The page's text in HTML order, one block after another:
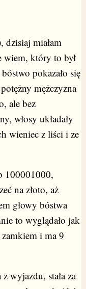
dzisiaj miałam
który to był
pokazało się
mężczyzna
ale bez
włosy układały
wieniec z liści i ze
100001000,
na złoto, aż
głowy bóstwa
to wyglądało jak
i ma 9
wyjazdu, stała za